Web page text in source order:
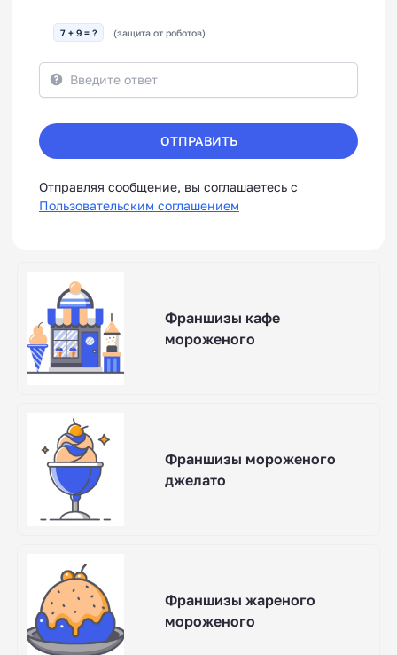
7 + 9 = ? (защита от роботов)
ОТПРАВИТЬ
Отправляя сообщение, вы соглашаетесь с
Пользовательским соглашением
Франшизы кафе
мороженого
Франшизы мороженого
джелато
Франшизы жареного
мороженого